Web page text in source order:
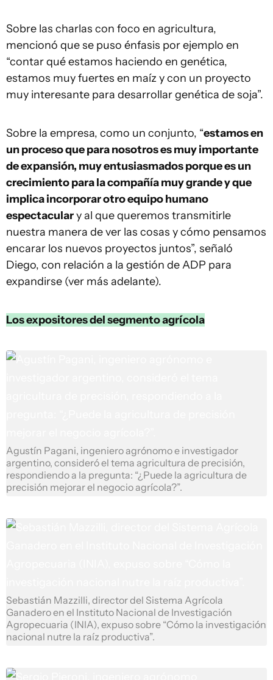
Sobre las charlas con foco en agricultura,
mencionó que se puso énfasis por ejemplo en
“contar qué estamos haciendo en genética,
estamos muy fuertes en maíz y con un proyecto
muy interesante para desarrollar genética de soja”.
Sobre la empresa, como un conjunto, “estamos en
un proceso que para nosotros es muy importante
de expansión, muy entusiasmados porque es un
crecimiento para la compañía muy grande y que
implica incorporar otro equipo humano
espectaculary al que queremos transmitirle
nuestra manera de ver las cosas y cómo pensamos
encarar los nuevos proyectos juntos”, señaló
Diego, con relación a la gestión de ADP para
expandirse (ver más adelante).
Los expositores del segmento agrícola
Agustín Pagani, ingeniero agrónomo e investigador
argentino, consideró el tema agricultura de precisión,
respondiendo a la pregunta: “¿Puede la agricultura de
precisión mejorar el negocio agrícola?”.
Sebastián Mazzilli, director del Sistema Agrícola
Ganadero en el Instituto Nacional de Investigación
Agropecuaria (INIA), expuso sobre “Cómo la investigación
nacional nutre la raíz productiva”.